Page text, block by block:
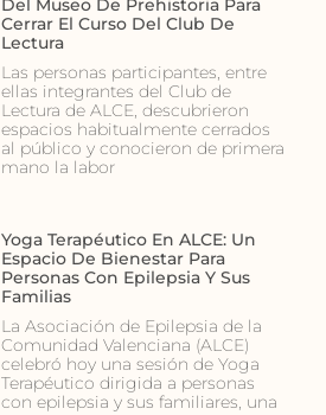
Del Museo De Prehistoria Para
Cerrar El Curso Del Club De
Lectura
Las personas participantes, entre
ellas integrantes del Club de
Lectura de ALCE, descubrieron
espacios habitualmente cerrados
al público y conocieron de primera
mano la labor
Yoga Terapéutico En ALCE: Un
Espacio De Bienestar Para
Personas Con Epilepsia Y Sus
Familias
La Asociación de Epilepsia de la
Comunidad Valenciana (ALCE)
celebró hoy una sesión de Yoga
Terapéutico dirigida a personas
con epilepsia y sus familiares, una